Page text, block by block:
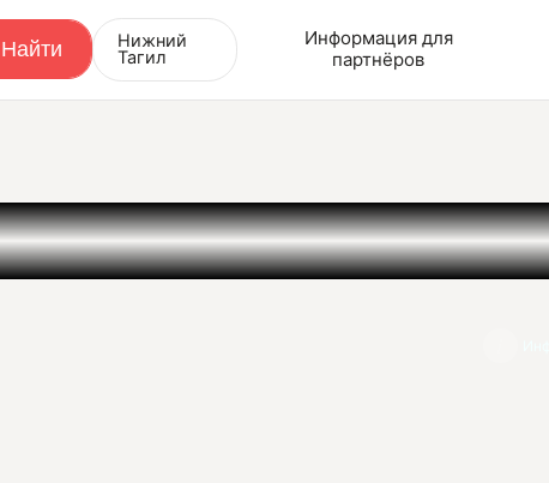
Нижний
Тагил
Информация для
партнёров